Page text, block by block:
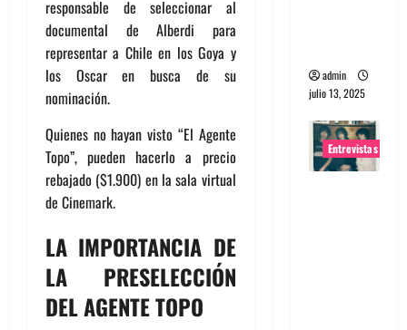
responsable de seleccionar al
documental de Alberdi para
representar a Chile en los Goya y
los Oscar en busca de su
nominación.
Quienes no hayan visto “El Agente
Topo”, pueden hacerlo a precio
rebajado ($1.900) en la sala virtual
de Cinemark.
LA IMPORTANCIA DE
LA PRESELECCIÓN
DEL AGENTE TOPO
admin
julio 13, 2025
Entrevistas